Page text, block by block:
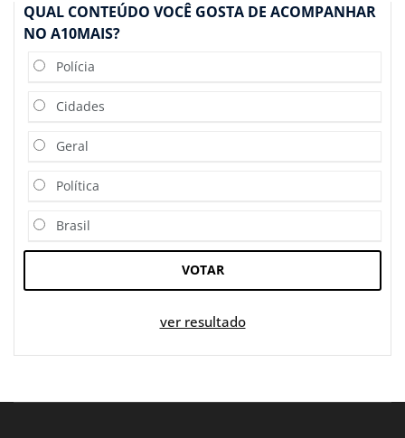
QUAL CONTEÚDO VOCÊ GOSTA DE ACOMPANHAR
NO A10MAIS?
Polícia
Cidades
Geral
Política
Brasil
VOTAR
ver resultado